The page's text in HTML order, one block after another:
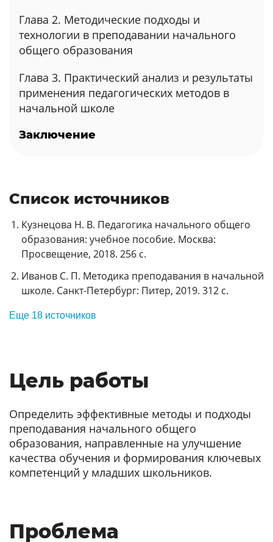
Глава 2. Методические подходы и
технологии в преподавании начального
общего образования
Глава 3. Практический анализ и результаты
применения педагогических методов в
начальной школе
Заключение
Список источников
Кузнецова Н. В. Педагогика начального общего
образования: учебное пособие. Москва:
Просвещение, 2018. 256 с.
Иванов С. П. Методика преподавания в начальной
школе. Санкт-Петербург: Питер, 2019. 312 с.
Еще 18 источников
Цель работы
Определить эффективные методы и подходы
преподавания начального общего
образования, направленные на улучшение
качества обучения и формирования ключевых
компетенций у младших школьников.
Проблема